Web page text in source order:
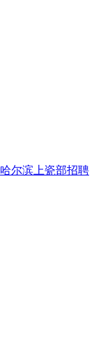
哈尔滨上瓷部招聘